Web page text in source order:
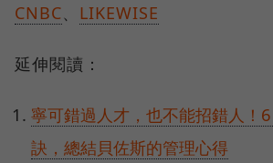
CNBC
LIKEWISE
延伸閱讀：
寧可錯過人才，也不能招錯人！
訣，總結貝佐斯的管理心得